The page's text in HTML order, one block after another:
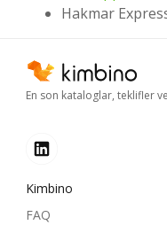
Hakmar
En son kataloglar, teklifler
Kimbino
FAQ